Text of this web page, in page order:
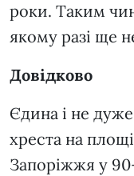
роки. Таким
якому разі ще
Довідково
Єдина і не
хреста на
Запоріжжя у